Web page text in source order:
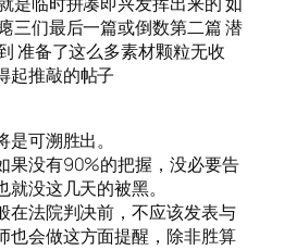
三们最后一篇或倒数第二篇 潜
准备了这么多素材颗粒无收
起推敲的帖子
可溯胜出。
果没有90%的把握，没必要告
没这几天的被黑。
在法院判决前，不应该发表与
也会做这方面提醒，除非胜算